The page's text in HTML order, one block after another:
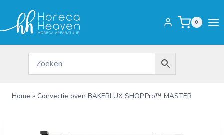
inhoud
0
Home » Convectie oven BAKERLUX SHOP.Pro™ MASTER